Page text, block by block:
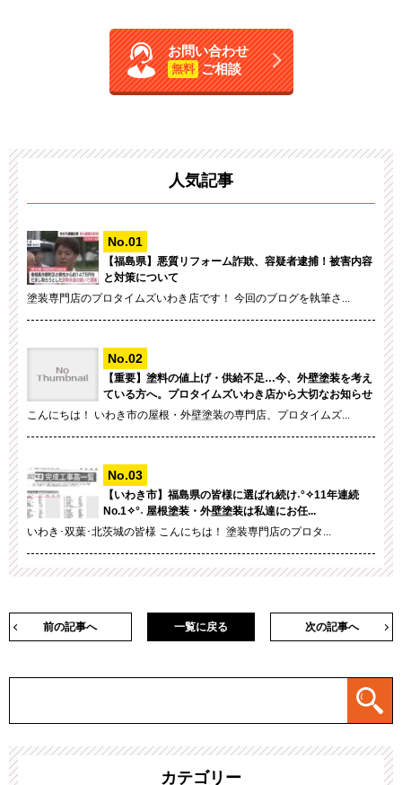
お問い合わせ
無料 ご相談
人気記事
【福島県】悪質リフォーム詐欺、容疑者逮捕！被害内容
と対策について
塗装専門店のプロタイムズいわき店です！ 今回のブログを執筆さ...
【重要】塗料の値上げ・供給不足…今、外壁塗装を考え
ている方へ。プロタイムズいわき店から大切なお知らせ
こんにちは！ いわき市の屋根・外壁塗装の専門店、プロタイムズ...
【いわき市】福島県の皆様に選ばれ続け˖°✧11年連続
No.1✧°˖ 屋根塗装・外壁塗装は私達にお任...
いわき･双葉･北茨城の皆様 こんにちは！ 塗装専門店のプロタ...
前の記事へ 次の記事へ
一覧に戻る
カテゴリー